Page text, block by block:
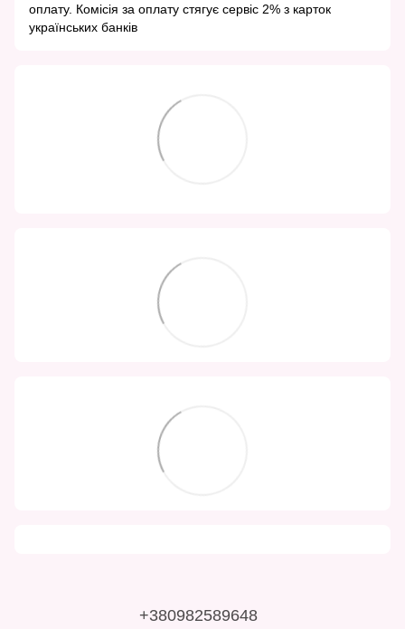
оплату. Комісія за оплату стягує сервіс 2% з карток
українських банків
+380982589648